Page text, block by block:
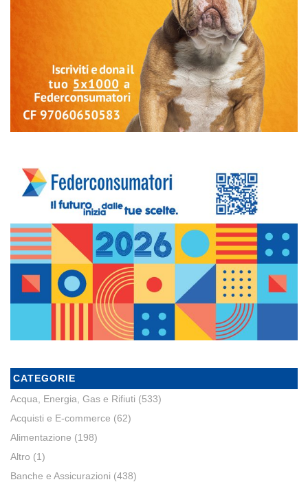
CATEGORIE
Acqua, Energia, Gas e Rifiuti (533)
Acquisti e E-commerce (62)
Alimentazione (198)
Altro (1)
Banche e Assicurazioni (438)